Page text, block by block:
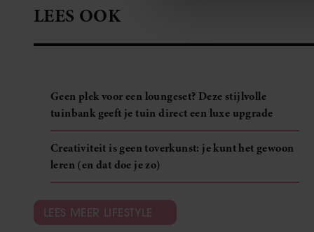
websiteverkeer te
media, adverteren en
verstrekt of die ze hebben
LEES OOK
Geen plek voor een loungeset? Deze stijlvolle
tuinbank geeft je tuin direct een luxe upgrade
Creativiteit is geen toverkunst: je kunt het gewoon
leren (en dat doe je zo)
LEES MEER LIFESTYLE